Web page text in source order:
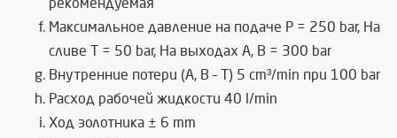
рекомендуемая
Максимальное давление на подаче P = 250 bar, На
сливе T = 50 bar, На выходах A, B = 300 bar
Внутренние потери (А, В – Т) 5 cm³/min при 100 bar
Расход рабочей жидкости 40 l/min
Ход золотника ± 6 mm